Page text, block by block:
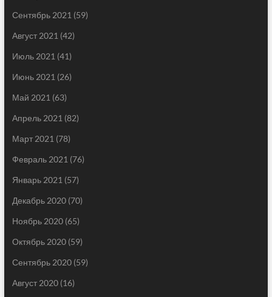
Сентябрь 2021 (59)
Август 2021 (42)
Июль 2021 (41)
Июнь 2021 (26)
Май 2021 (63)
Апрель 2021 (82)
Март 2021 (78)
Февраль 2021 (76)
Январь 2021 (57)
Декабрь 2020(70)
Ноябрь 2020(65)
Октябрь 2020(59)
Сентябрь 2020(59)
Август 2020(16)